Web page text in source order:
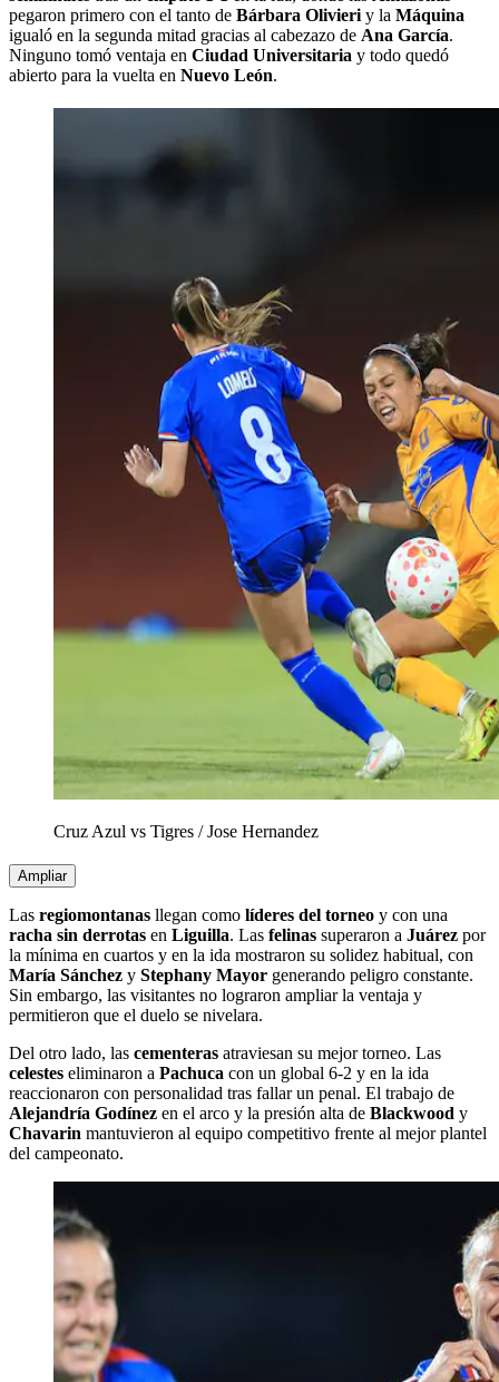
pegaron primero con el tanto de Bárbara Olivieri y la Máquina
igualó en la segunda mitad gracias al cabezazo de Ana García.
Ninguno tomó ventaja en Ciudad Universitaria y todo quedó
abierto para la vuelta en Nuevo León.
Cruz Azul vs Tigres /Jose Hernandez
Ampliar
Las regiomontanas llegan como líderes del torneo y con una
racha sin derrotas en Liguilla. Las felinas superaron a Juárez por
la mínima en cuartos y en la ida mostraron su solidez habitual, con
María Sánchez y Stephany Mayor generando peligro constante.
Sin embargo, las visitantes no lograron ampliar la ventaja y
permitieron que el duelo se nivelara.
Del otro lado, las cementeras atraviesan su mejor torneo. Las
celestes eliminaron a Pachuca con un global 6-2 y en la ida
reaccionaron con personalidad tras fallar un penal. El trabajo de
Alejandría Godínez en el arco y la presión alta de Blackwood y
Chavarin mantuvieron al equipo competitivo frente al mejor plantel
del campeonato.